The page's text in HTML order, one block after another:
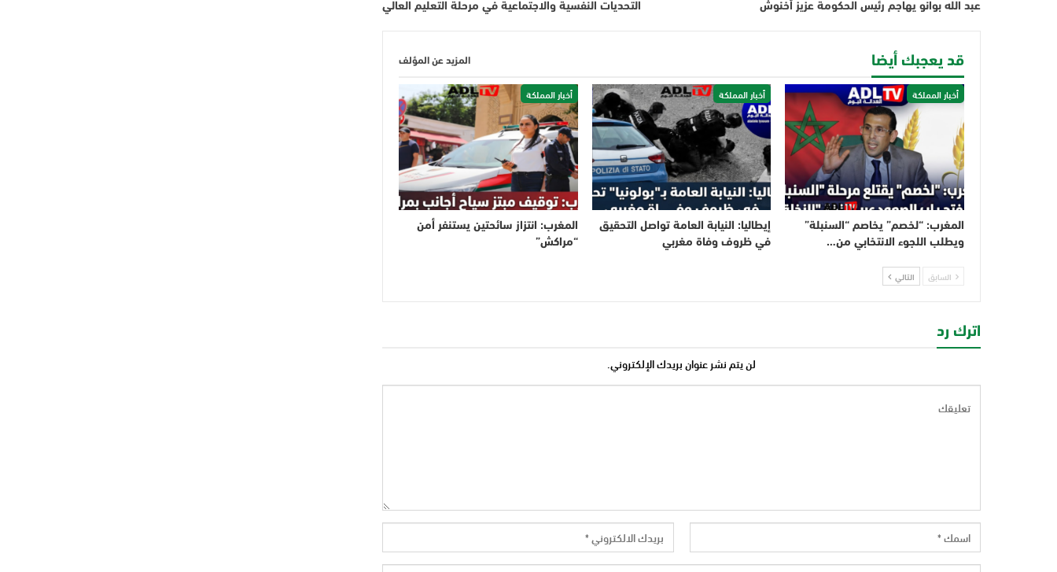
عبد الله بوانو يهاجم رئيس الحكومة عزيز أخنوش التحديات النفسية والاجتماعية في مرحلة التعليم العالي
قد يعجبك أيضا المزيد عن المؤلف
أخبار المملكة
المغرب: “لخصم” يخاصم “السنبلة”
ويطلب اللجوء الانتخابي من…
أخبار المملكة
إيطاليا: النيابة العامة تواصل التحقيق
في ظروف وفاة مغربي
أخبار المملكة
المغرب: انتزاز سائحتين يستنفر أمن
“مراكش”
السابق التالي
اترك رد
لن يتم نشر عنوان بريدك الإلكتروني.